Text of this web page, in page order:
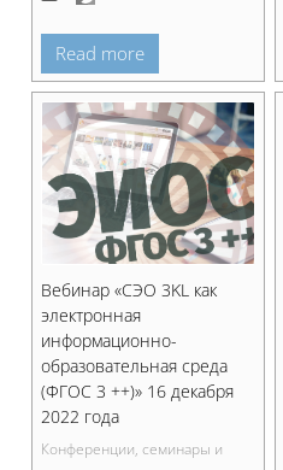
Read more
Вебинар «СЭО 3KL как
электронная
информационно-
образовательная среда
(ФГОС 3 ++)» 16 декабря
2022 года
Конференции, семинары и